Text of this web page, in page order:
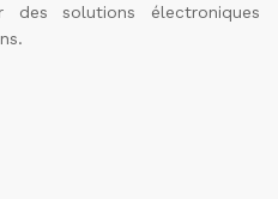
solutions électroniques